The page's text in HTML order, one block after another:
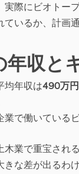
際にビオトー
いるか、計画
年収と
均年収は490万
業で働いている
木業で重宝され
な差が出るわ